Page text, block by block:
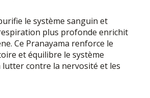
le système sanguin et
plus profonde enrichit
Ce Pranayama renforce le
et équilibre le système
lutter contre la nervosité et les